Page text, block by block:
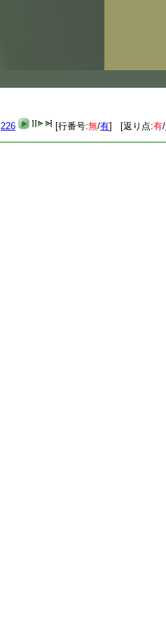
226 [行番号:無/有] [返り点:有/